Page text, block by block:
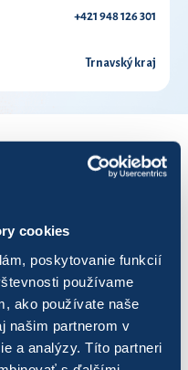
cookies
poskytovanie funkcií
používame
ako používate naše
našim partnerom v
a analýzy. Títo partneri
+421 948 126 301
Trnavský kraj
ROK 2024
Počet jázd Najazdených